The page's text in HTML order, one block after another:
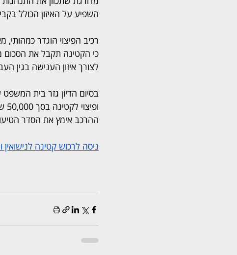
השפיע על האיזון הכולל
כי הקטינה תקבל את הסכום
לצורך איזון הענישה בגין
ההרכב אימץ את הסדר
ניסה לרכוש קטינה לנישואין